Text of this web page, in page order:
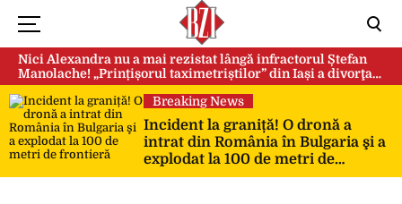
Nici Alexandra nu a mai rezistat lângă infractorul Ștefan
Manolache! „Prințișorul taximetriștilor” din Iași a divorţat
după doi ani de căsnicie
Breaking News
Incident la graniță! O dronă a
intrat din România în Bulgaria şi a
explodat la 100 de metri de
frontieră